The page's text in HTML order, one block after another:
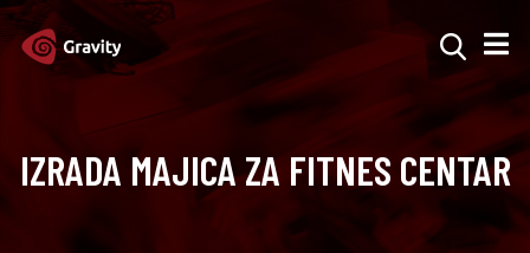
IZRADA MAJICA ZA FITNES CENTAR